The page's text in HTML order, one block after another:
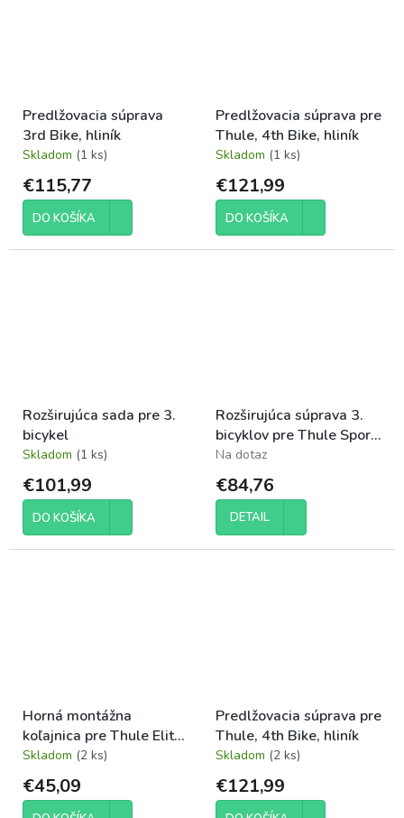
Predlžovacia súprava
3rd Bike, hliník
Skladom (1 ks)
€115,77
DO KOŠÍKA
Predlžovacia súprava pre
Thule, 4th Bike, hliník
Skladom (1 ks)
€121,99
DO KOŠÍKA
Rozširujúca sada pre 3.
bicykel
Skladom (1 ks)
€101,99
DO KOŠÍKA
Rozširujúca súprava 3.
bicyklov pre Thule Sport
G2 a Sport G2 Garage
Na dotaz
€84,76
DETAIL
Horná montážna
koľajnica pre Thule Elite
/ Sport / Excellent
Skladom (2 ks)
€45,09
Predlžovacia súprava pre
Thule, 4th Bike, hliník
Skladom (2 ks)
€121,99